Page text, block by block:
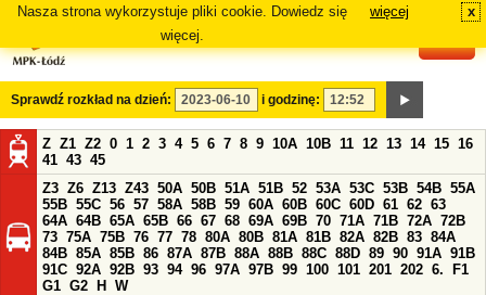
Nasza strona wykorzystuje pliki cookie. Dowiedz się
więcej.
więcej x
Sprawdź rozkład na dzień: i godzinę:
Z Z1 Z2 0 1 2 3 4 5 6 7 8 9 10A 10B 11 12 13 14 15 16
41 43 45
Z3 Z6 Z13 Z43 50A 50B 51A 51B 52 53A 53C 53B 54B 55A
55B 55C 56 57 58A 58B 59 60A 60B 60C 60D 61 62 63
64A 64B 65A 65B 66 67 68 69A 69B 70 71A 71B 72A 72B
73 75A 75B 76 77 78 80A 80B 81A 81B 82A 82B 83 84A
84B 85A 85B 86 87A 87B 88A 88B 88C 88D 89 90 91A 91B
91C 92A 92B 93 94 96 97A 97B 99 100 101 201 202 6.
F1
G1 G2 H
W